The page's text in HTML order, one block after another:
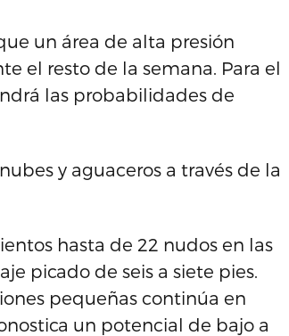
un área de alta presión
el resto de la semana. Para el
las probabilidades de
y aguaceros a través de la
hasta de 22 nudos en las
picado de seis a siete pies.
pequeñas continúa en
un potencial de bajo a